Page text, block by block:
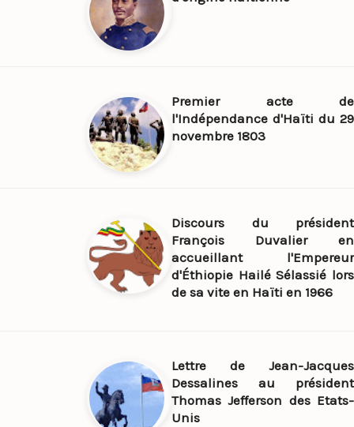
Premier acte de
l'Indépendance d'Haïti du 29
novembre 1803
Discours du président
François Duvalier en
accueillant l'Empereur
d'Éthiopie Hailé Sélassié lors
de sa vite en Haïti en 1966
Lettre de Jean-Jacques
Dessalines au président
Thomas Jefferson des Etats-
Unis